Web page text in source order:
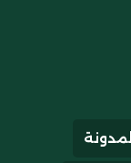
المدونة